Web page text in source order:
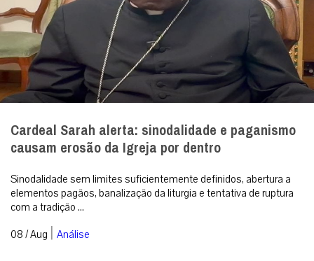
Cardeal Sarah alerta: sinodalidade e paganismo
causam erosão da Igreja por dentro
Sinodalidade sem limites suficientemente definidos, abertura a
elementos pagãos, banalização da liturgia e tentativa de ruptura
com a tradição ...
08 / Aug | Análise